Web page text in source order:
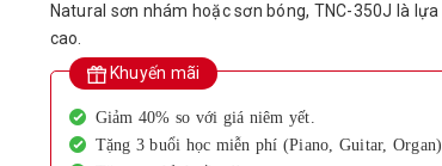
Natural sơn nhám hoặc sơn bóng, TNC-350J là
cao.
Khuyến mãi
Giảm 40% so với giá niêm yết.
Tặng 3 buổi học miễn phí (Piano, Guitar,